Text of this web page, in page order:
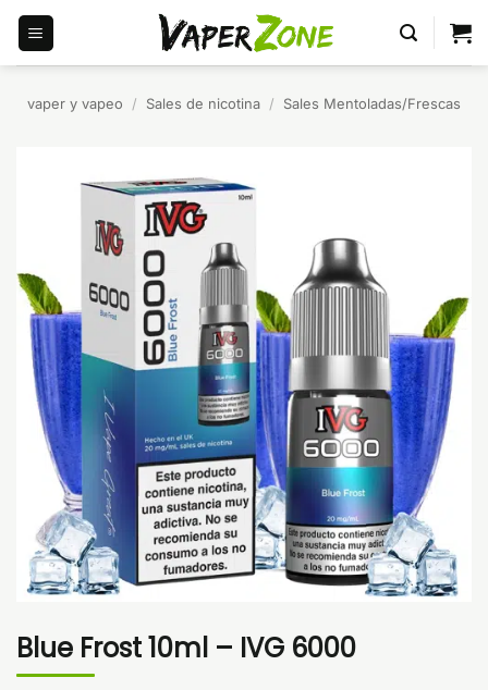
Saltar
contenido
vaper y vapeo / Sales de nicotina / Sales Mentoladas/Frescas
Blue Frost 10ml – IVG 6000